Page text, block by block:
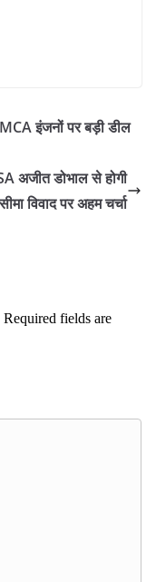
इंजनों पर बड़ी डील
अजीत डोभाल से होगी
सीमा विवाद पर अहम चर्चा
Required fields are